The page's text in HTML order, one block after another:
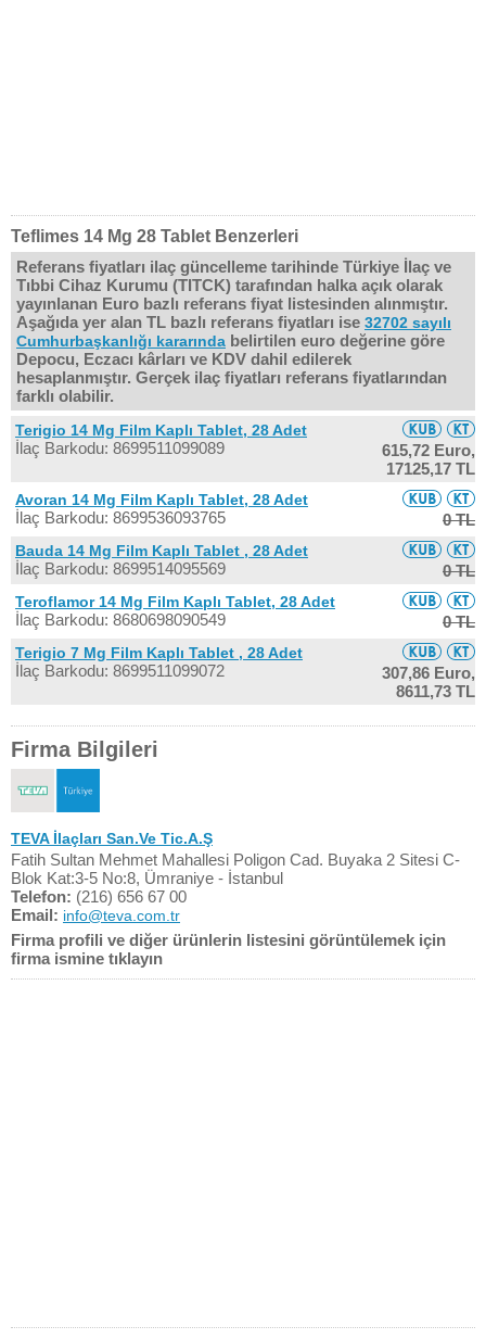
Teflimes 14 Mg 28 Tablet Benzerleri
Referans fiyatları ilaç güncelleme tarihinde Türkiye İlaç ve
Tıbbi Cihaz Kurumu (TITCK) tarafından halka açık olarak
yayınlanan Euro bazlı referans fiyat listesinden alınmıştır.
Aşağıda yer alan TL bazlı referans fiyatları ise 32702 sayılı
Cumhurbaşkanlığı kararında belirtilen euro değerine göre
Depocu, Eczacı kârları ve KDV dahil edilerek
hesaplanmıştır. Gerçek ilaç fiyatları referans fiyatlarından
farklı olabilir.
Terigio 14 Mg Film Kaplı Tablet, 28 Adet
İlaç Barkodu: 8699511099089
615,72 Euro,
17125,17 TL
Avoran 14 Mg Film Kaplı Tablet, 28 Adet
İlaç Barkodu: 8699536093765 0 TL
Bauda 14 Mg Film Kaplı Tablet , 28 Adet
İlaç Barkodu: 8699514095569 0 TL
Teroflamor 14 Mg Film Kaplı Tablet, 28 Adet
İlaç Barkodu: 8680698090549 0 TL
Terigio 7 Mg Film Kaplı Tablet , 28 Adet
İlaç Barkodu: 8699511099072
307,86 Euro,
8611,73 TL
Firma Bilgileri
TEVA İlaçları San.Ve Tic.A.Ş
Fatih Sultan Mehmet Mahallesi Poligon Cad. Buyaka 2 Sitesi C-
Blok Kat:3-5 No:8, Ümraniye - İstanbul
Telefon: (216) 656 67 00
Email: info@teva.com.tr
Firma profili ve diğer ürünlerin listesini görüntülemek için
firma ismine tıklayın